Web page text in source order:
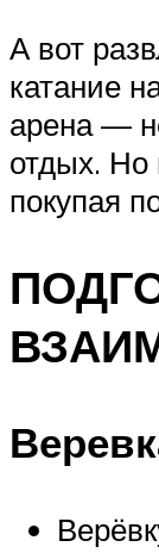
А вот
катание
арена —
отдых. Но
покупая